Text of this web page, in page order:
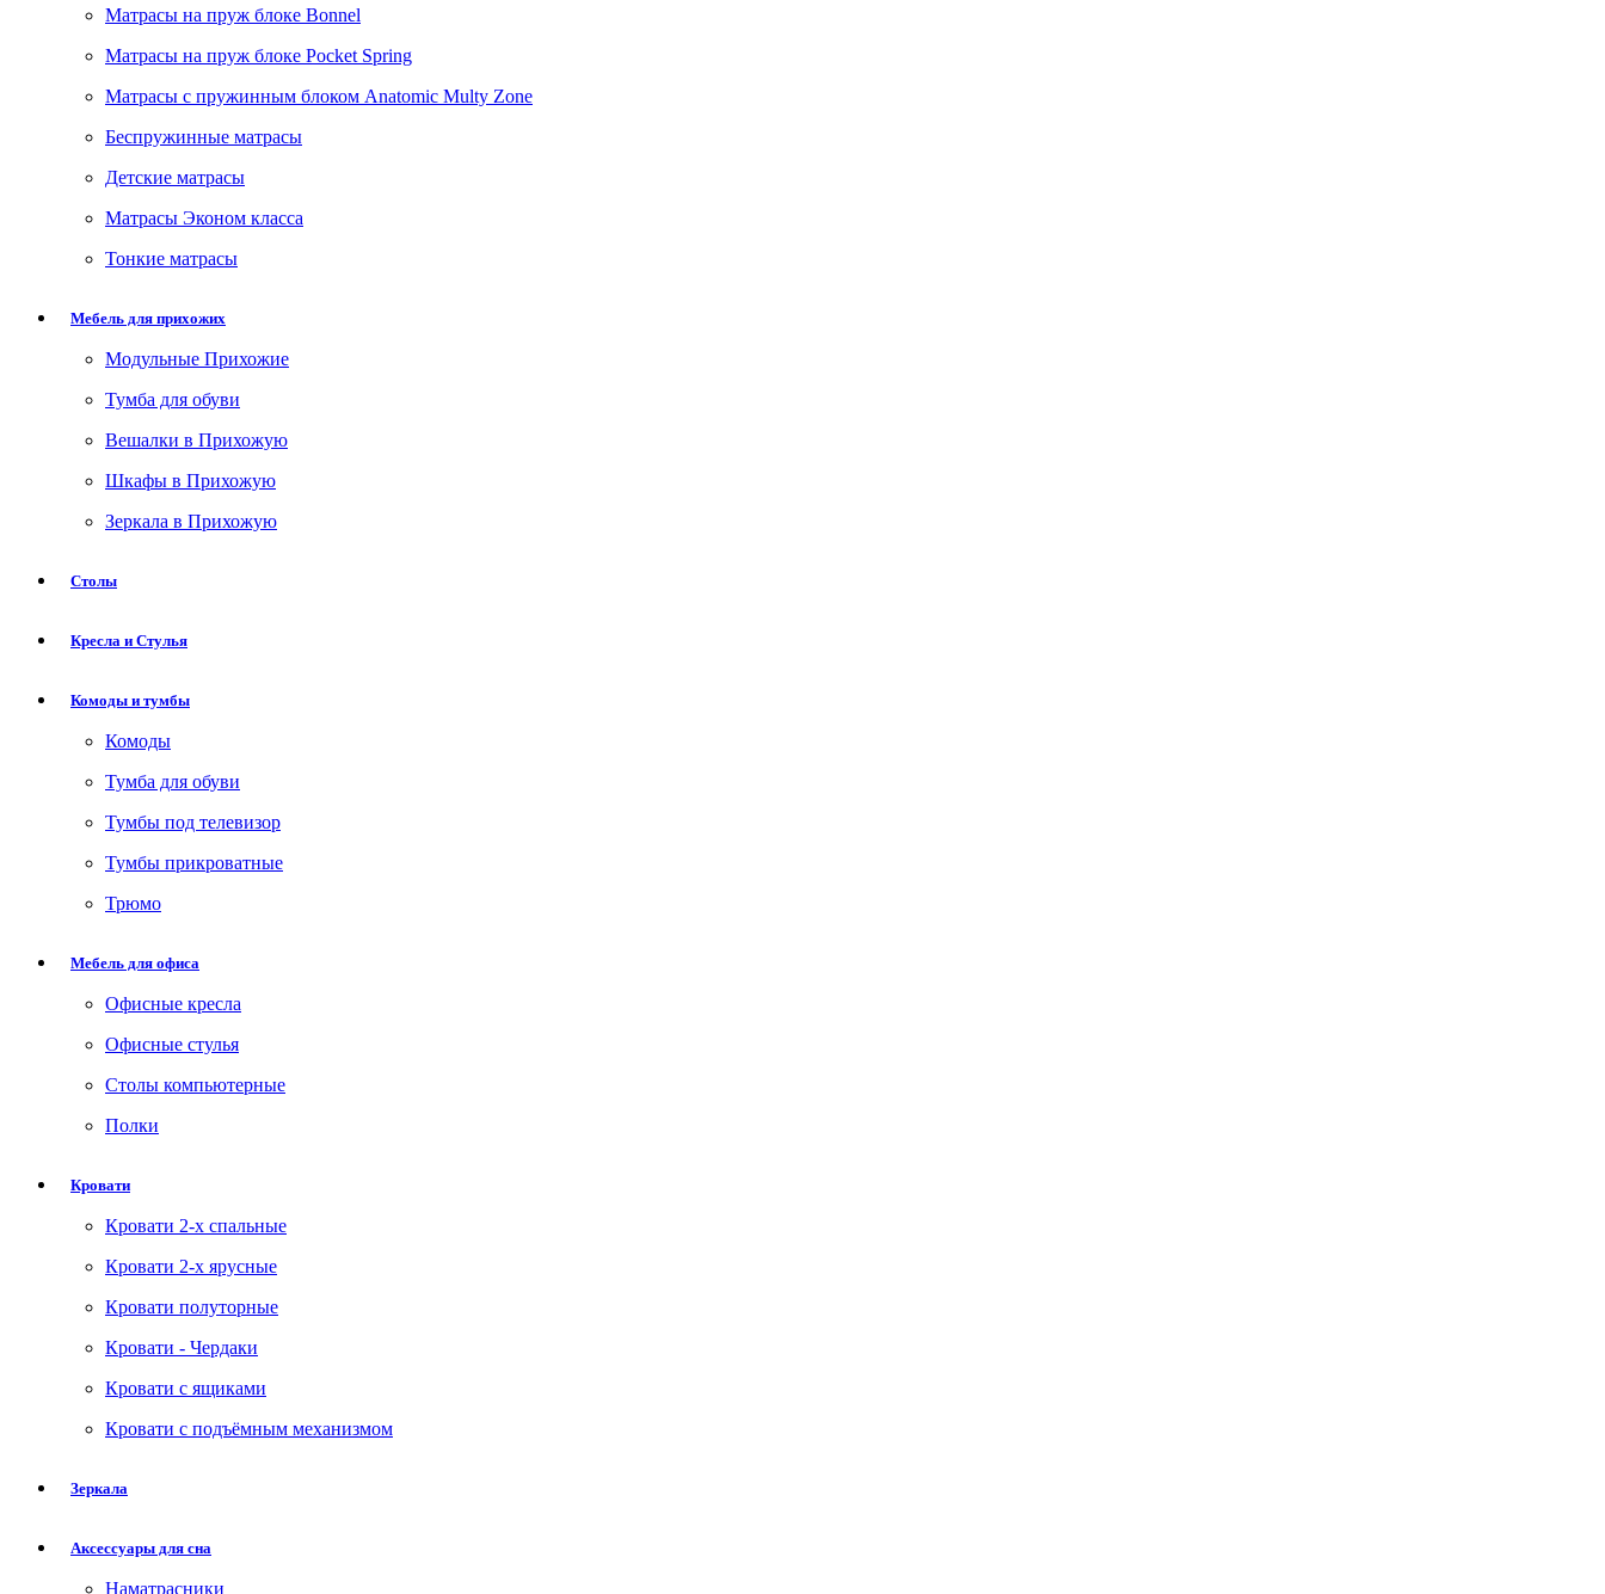
Матрасы на пруж блоке Bonnel
Матрасы на пруж блоке Pocket Spring
Матрасы с пружинным блоком Anatomic Multy Zone
Беспружинные матрасы
Детские матрасы
Матрасы Эконом класса
Тонкие матрасы
Мебель для прихожих
Модульные Прихожие
Тумба для обуви
Вешалки в Прихожую
Шкафы в Прихожую
Зеркала в Прихожую
Столы
Кресла и Стулья
Комоды и тумбы
Комоды
Тумба для обуви
Тумбы под телевизор
Тумбы прикроватные
Трюмо
Мебель для офиса
Офисные кресла
Офисные стулья
Столы компьютерные
Полки
Кровати
Кровати 2-х спальные
Кровати 2-х ярусные
Кровати полуторные
Кровати - Чердаки
Кровати с ящиками
Кровати с подъёмным механизмом
Зеркала
Аксессуары для сна
Наматрасники